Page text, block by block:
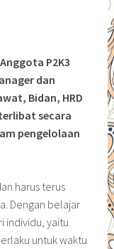
P2K3
dan
Bidan, HRD
secara
pengelolaan
harus terus
Dengan belajar
individu, yaitu
untuk waktu